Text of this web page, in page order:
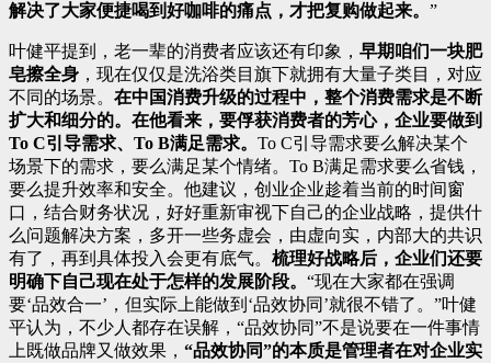
解决了大家便捷喝到好咖啡的痛点，才把复购做起来。 ”
叶健平提到，老一辈的消费者应该还有印象， 早期咱们一块肥
皂擦全身 ，现在仅仅是洗浴类目旗下就拥有大量子类目，对应
不同的场景。 在中国消费升级的过程中，整个消费需求是不断
扩大和细分的。 在他看来，要俘获消费者的芳心，企业要做到
To C引导需求、To B满足需求。 To C引导需求要么解决某个
场景下的需求，要么满足某个情绪。To B满足需求要么省钱，
要么提升效率和安全。他建议，创业企业趁着当前的时间窗
口，结合财务状况，好好重新审视下自己的企业战略，提供什
么问题解决方案，多开一些务虚会，由虚向实，内部大的共识
有了，再到具体投入会更有底气。 梳理好战略后，企业们还要
明确下自己现在处于怎样的发展阶段。 “现在大家都在强调
要‘品效合一’，但实际上能做到‘品效协同’就很不错了。”叶健
平认为，不少人都存在误解，“品效协同”不是说要在一件事情
上既做品牌又做效果， “品效协同”的本质是管理者在对企业实